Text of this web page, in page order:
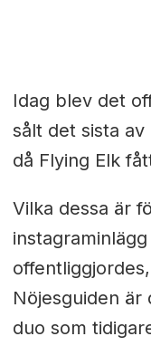
Idag blev det
sålt det sista
då Flying Elk
Vilka dessa är
Nöjesguiden är
duo som